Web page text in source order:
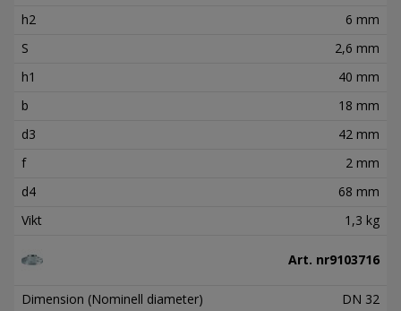
h2
6 mm
S
2,6 mm
h1
40 mm
b
18 mm
d3
42 mm
f
2 mm
d4
68 mm
Vikt
1,3 kg
Art. nr9103716
Dimension (Nominell diameter)
DN 32